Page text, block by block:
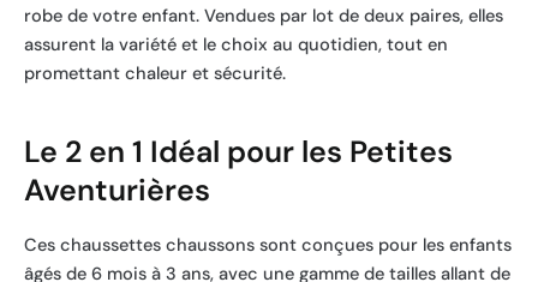
robe de votre enfant. Vendues par lot de deux paires, elles
assurent la variété et le choix au quotidien, tout en
promettant chaleur et sécurité.
Le 2 en 1 Idéal pour les Petites
Aventurières
Ces chaussettes chaussons sont conçues pour les enfants
âgés de 6 mois à 3 ans, avec une gamme de tailles allant de